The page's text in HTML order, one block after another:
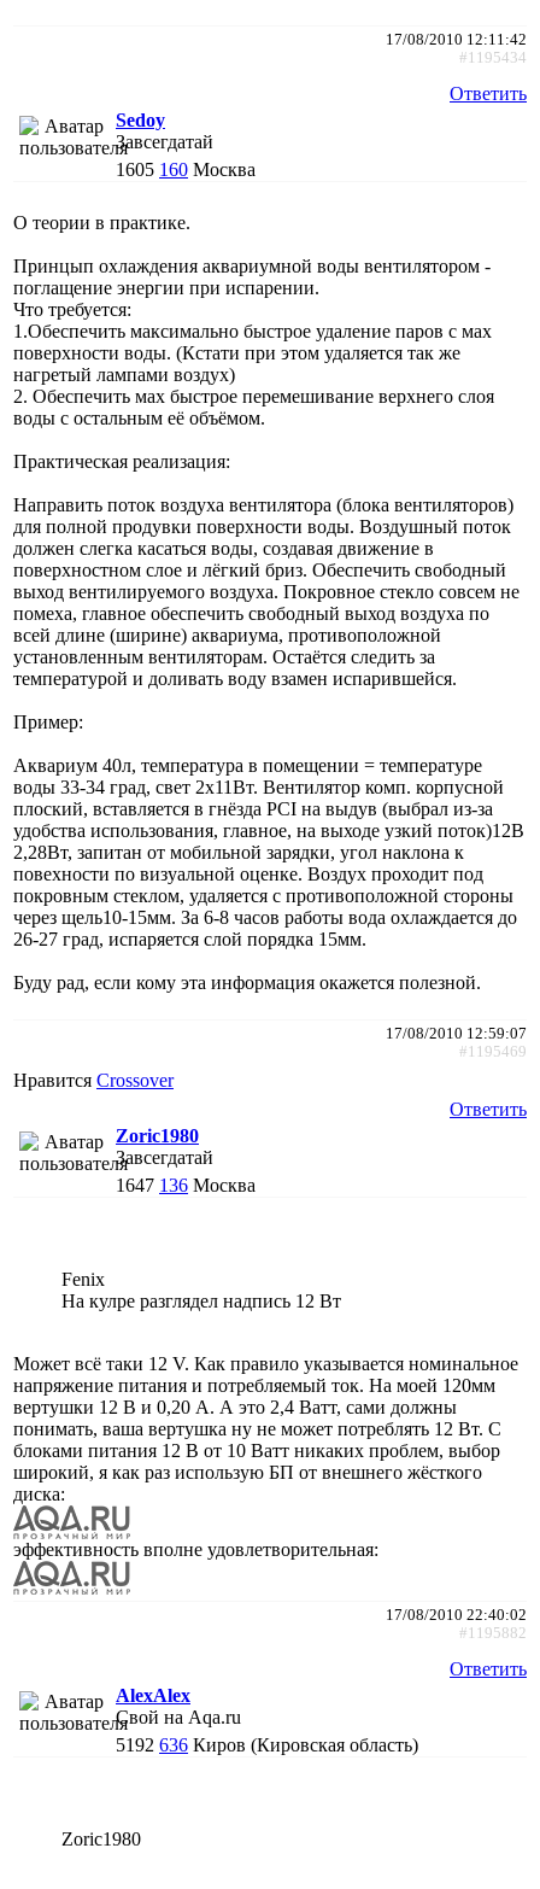
17/08/2010 12:11:42
#1195434
Ответить
Sedoy
Завсегдатай
1605 160 Москва
О теории в практике.
Принцып охлаждения аквариумной воды вентилятором -
поглащение энергии при испарении.
Что требуется:
1.Обеспечить максимально быстрое удаление паров с мах
поверхности воды. (Кстати при этом удаляется так же
нагретый лампами воздух)
2. Обеспечить мах быстрое перемешивание верхнего слоя
воды с остальным её объёмом.
Практическая реализация:
Направить поток воздуха вентилятора (блока вентиляторов)
для полной продувки поверхности воды. Воздушный поток
должен слегка касаться воды, создавая движение в
поверхностном слое и лёгкий бриз. Обеспечить свободный
выход вентилируемого воздуха. Покровное стекло совсем не
помеха, главное обеспечить свободный выход воздуха по
всей длине (ширине) аквариума, противоположной
установленным вентиляторам. Остаётся следить за
температурой и доливать воду взамен испарившейся.
Пример:
Аквариум 40л, температура в помещении = температуре
воды 33-34 град, свет 2х11Вт. Вентилятор комп. корпусной
плоский, вставляется в гнёзда PCI на выдув (выбрал из-за
удобства использования, главное, на выходе узкий поток)12В
2,28Вт, запитан от мобильной зарядки, угол наклона к
повехности по визуальной оценке. Воздух проходит под
покровным стеклом, удаляется с противоположной стороны
через щель10-15мм. За 6-8 часов работы вода охлаждается до
26-27 град, испаряется слой порядка 15мм.
Буду рад, если кому эта информация окажется полезной.
17/08/2010 12:59:07
#1195469
Нравится Crossover
Ответить
Zoric1980
Завсегдатай
1647 136 Москва
Fenix
На кулре разглядел надпись 12 Вт
Может всё таки 12 V. Как правило указывается номинальное
напряжение питания и потребляемый ток. На моей 120мм
вертушки 12 В и 0,20 А. А это 2,4 Ватт, сами должны
понимать, ваша вертушка ну не может потреблять 12 Вт. С
блоками питания 12 В от 10 Ватт никаких проблем, выбор
широкий, я как раз использую БП от внешнего жёсткого
диска:
эффективность вполне удовлетворительная:
17/08/2010 22:40:02
#1195882
Ответить
AlexAlex
Свой на Aqa.ru
5192 636 Киров (Кировская область)
Zoric1980